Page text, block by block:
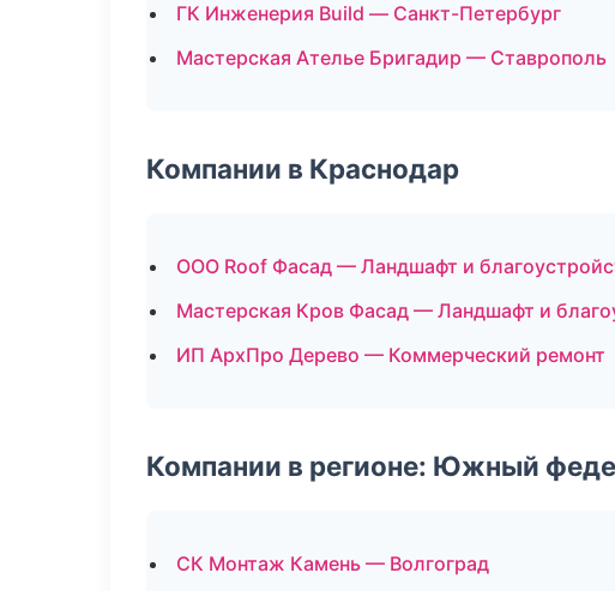
ГК Инженерия Build — Санкт-Петербург
Мастерская Ателье Бригадир — Ставрополь
Компании в Краснодар
ООО Roof Фасад — Ландшафт и
Мастерская Кров Фасад — Ландшафт и
ИП АрхПро Дерево — Коммерческий ремонт
Компании в регионе: Южный
СК Монтаж Камень — Волгоград